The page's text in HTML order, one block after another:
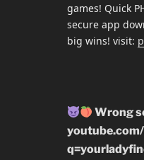
games! Quick
secure app
big wins! visit:
Wrong